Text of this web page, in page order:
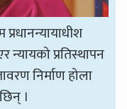
प्रतिस्थापन
निर्माण होला
।